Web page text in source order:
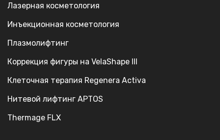
Лазерная косметология
Инъекционная косметология
Плазмолифтинг
Коррекция фигуры на VelaShape III
Клеточная терапия Regenera Activa
Нитевой лифтинг APTOS
Thermage FLX